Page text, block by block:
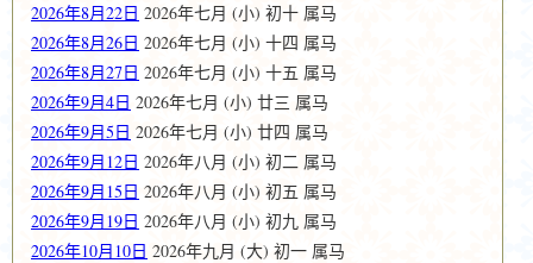
2026年8月22日 2026年七月 (小) 初十 属马
2026年8月26日 2026年七月 (小) 十四 属马
2026年8月27日 2026年七月 (小) 十五 属马
2026年9月4日 2026年七月 (小) 廿三 属马
2026年9月5日 2026年七月 (小) 廿四 属马
2026年9月12日 2026年八月 (小) 初二 属马
2026年9月15日 2026年八月 (小) 初五 属马
2026年9月19日 2026年八月 (小) 初九 属马
2026年10月10日 2026年九月 (大) 初一 属马